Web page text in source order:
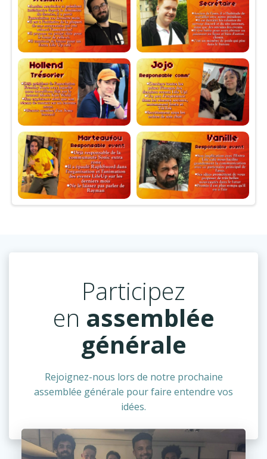
Participez
en assemblée
générale
Rejoignez-nous lors de notre prochaine
assemblée générale pour faire entendre vos
idées.